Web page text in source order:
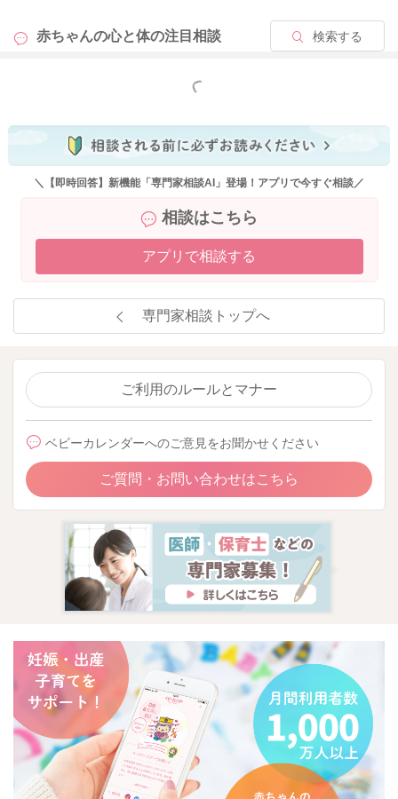
赤ちゃんの心と体の注目相談 検索する
もっと見る
＼【即時回答】新機能「専門家相談AI」登場！アプリで今すぐ相談／
相談はこちら
アプリで相談する
専門家相談トップへ
ご利用のルールとマナー
ベビーカレンダーへのご意見をお聞かせください
ご質問・お問い合わせはこちら